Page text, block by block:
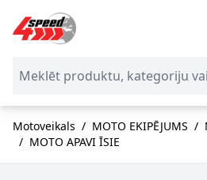
Skip to Content
Motoveikals / MOTO EKIPĒJUMS /
/ MOTO APAVI ĪSIE